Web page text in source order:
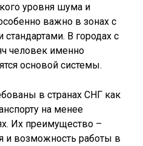
уровня шума и
важно в зонах с
В городах с
человек именно
основой системы.
в странах СНГ как
на менее
Их преимущество –
и возможность работы в